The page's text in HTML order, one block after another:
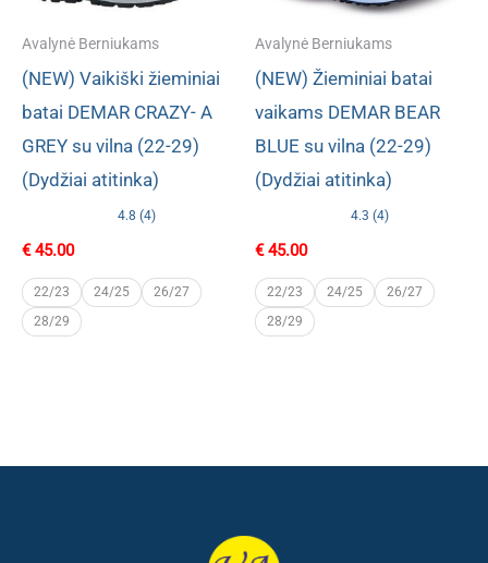
Avalynė Berniukams
(NEW) Vaikiški žieminiai
batai DEMAR CRAZY- A
GREY su vilna (22-29)
(Dydžiai atitinka)
4.8 (4)
€45.00
22/23 24/25
26/27
28/29
Avalynė Berniukams
(NEW) Žieminiai batai
vaikams DEMAR BEAR
BLUE su vilna (22-29)
(Dydžiai atitinka)
4.3 (4)
€45.00
22/23 24/25
26/27
28/29